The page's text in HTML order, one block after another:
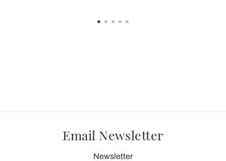
Email Newsletter
Newsletter